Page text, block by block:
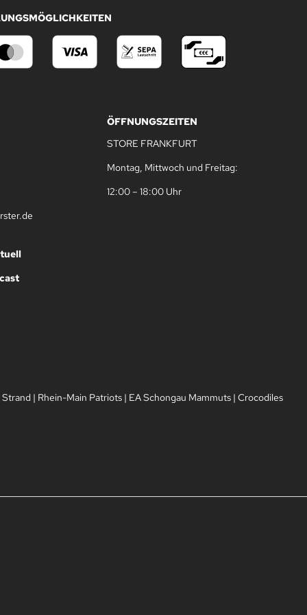
ÖFFNUNGSZEITEN
STORE FRANKFURT
Montag, Mittwoch und Freitag:
12:00 – 18:00 Uhr
| Rhein-Main Patriots | EA Schongau Mammuts | Crocodiles